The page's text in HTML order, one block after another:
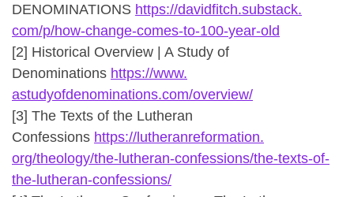
DENOMINATIONS https://davidfitch.substack.
com/p/how-change-comes-to-100-year-old
[2] Historical Overview | A Study of
Denominations https://www.
astudyofdenominations.com/overview/
[3] The Texts of the Lutheran
Confessions https://lutheranreformation.
org/theology/the-lutheran-confessions/the-texts-of-
the-lutheran-confessions/